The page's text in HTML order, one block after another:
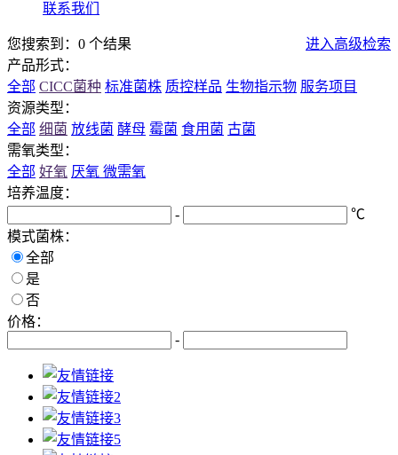
联系我们
您搜索到：0 个结果
进入高级检索
产品形式：
全部 CICC菌种 标准菌株 质控样品 生物指示物 服务项目
资源类型：
全部 细菌 放线菌 酵母 霉菌 食用菌 古菌
需氧类型：
全部 好氧 厌氧 微需氧
培养温度：
-
℃
模式菌株：
全部
是
否
价格：
-